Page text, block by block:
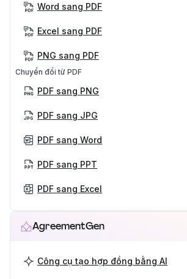
Word sang PDF
Excel sang PDF
PNG sang PDF
Chuyển đổi từ PDF
PDF sang PNG
PDF sang JPG
PDF sang Word
PDF sang PPT
PDF sang Excel
AgreementGen
Công cụ tạo hợp đồng bằng AI